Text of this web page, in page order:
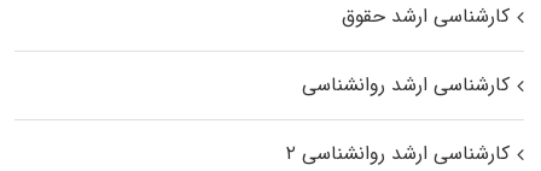
کارشناسی ارشد حقوق
کارشناسی ارشد روانشناسی
کارشناسی ارشد روانشناسی ۲